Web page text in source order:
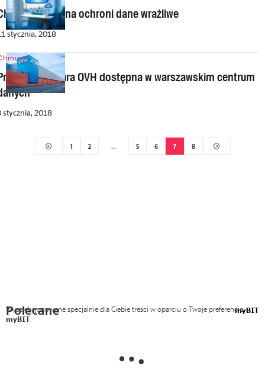
prywatna ochroni dane wrażliwe
stycznia, 2018
chmura OVH dostępna w warszawskim centrum
stycznia, 2018
1 2 … 5 6 7 8
Polecane myBIT
Wyselekcjonowane specjalnie dla Ciebie treści w oparciu o Twoje preferencje
myBIT.